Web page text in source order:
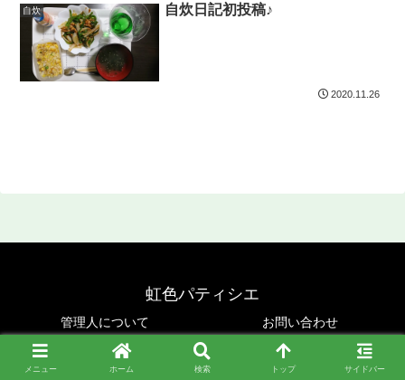
自炊 自炊日記初投稿♪
2020.11.26
虹色パティシエ
管理人について お問い合わせ
Copyright © 2019-2026 虹色パティシエ All Rights Reserved.
メニュー ホーム 検索 トップ サイドバー